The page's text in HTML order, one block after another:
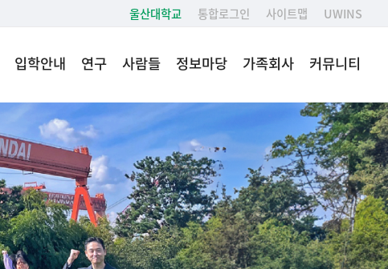
울산대학교 통합로그인 사이트맵 UWINS
입학안내 연구 사람들 정보마당 가족회사 커뮤니티